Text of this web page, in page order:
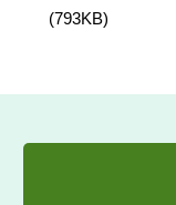
(793KB)